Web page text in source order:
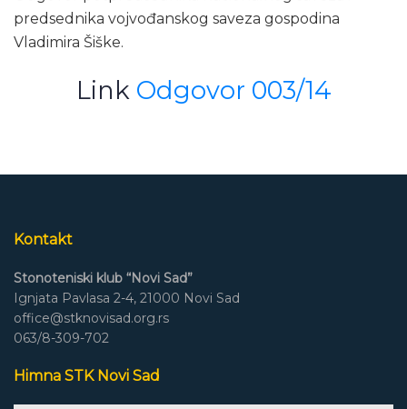
predsednika vojvođanskog saveza gospodina
Vladimira Šiške.
Link Odgovor 003/14
Kontakt
Stonoteniski klub “Novi Sad”
Ignjata Pavlasa 2-4, 21000 Novi Sad
office@stknovisad.org.rs
063/8-309-702
Himna STK Novi Sad